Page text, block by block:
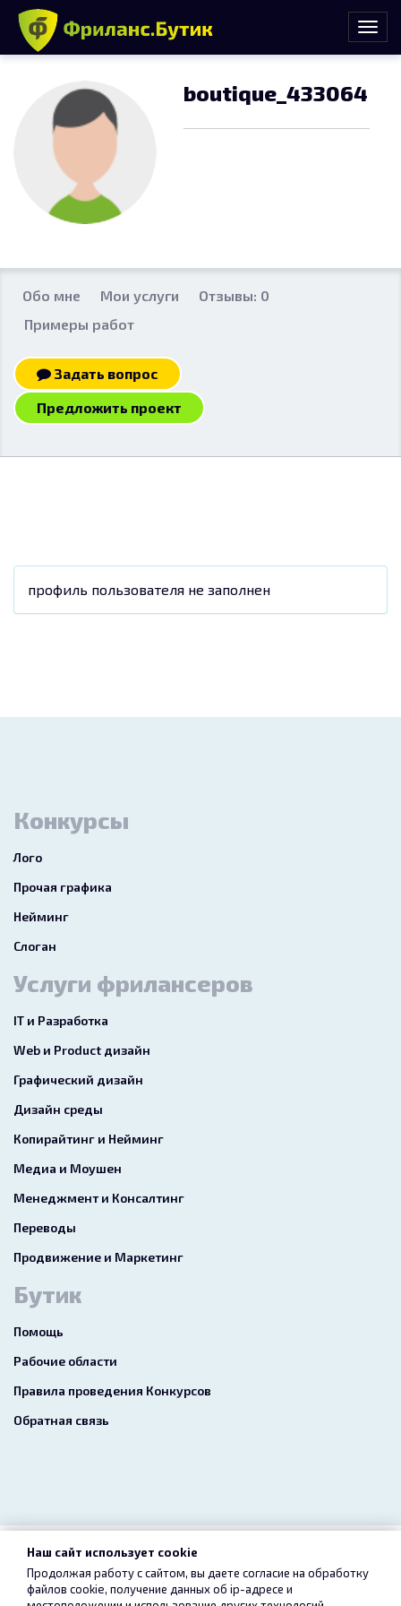
boutique_433064
Обо мне Мои услуги
Отзывы: 0
Примеры работ
Задать вопрос
Предложить проект
профиль пользователя не заполнен
Конкурсы
Лого
Прочая графика
Нейминг
Слоган
Услуги фрилансеров
IT и Разработка
Web и Product дизайн
Графический дизайн
Дизайн среды
Копирайтинг и Нейминг
Медиа и Моушен
Менеджмент и Консалтинг
Переводы
Продвижение и Маркетинг
Бутик
Помощь
Рабочие области
Правила проведения Конкурсов
Обратная связь
2026 freelance.boutique
Пользовательское соглашение Конфиденциальность
Наш сайт использует cookie
Продолжая работу с сайтом, вы даете согласие на обработку
файлов cookie, получение данных об ip-адресе и